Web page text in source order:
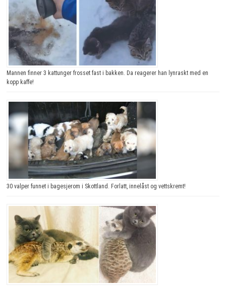
Mannen finner 3 kattunger frosset fast i bakken. Da reagerer han lynraskt med en
kopp kaffe!
30 valper funnet i bagesjerom i Skottland. Forlatt, innelåst og vettskremt!